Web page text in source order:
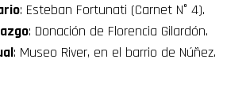
: Esteban Fortunati (Carnet N° 4).
: Donación de Florencia Gilardón.
: Museo River, en el barrio de Núñez.